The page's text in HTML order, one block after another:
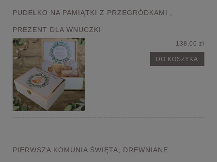
PUDEŁKO NA PAMIĄTKI Z PRZEGRÓDKAMI ,
PREZENT DLA WNUCZKI
138,00 zł
DO KOSZYKA
PIERWSZA KOMUNIA ŚWIĘTA, DREWNIANE